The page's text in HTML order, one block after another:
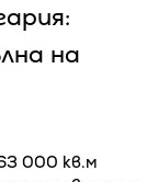
на
000 кв.м